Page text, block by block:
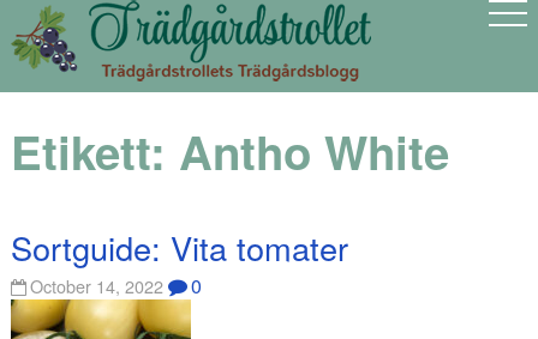
Etikett: Antho White
Sortguide: Vita tomater
October 14, 2022 0